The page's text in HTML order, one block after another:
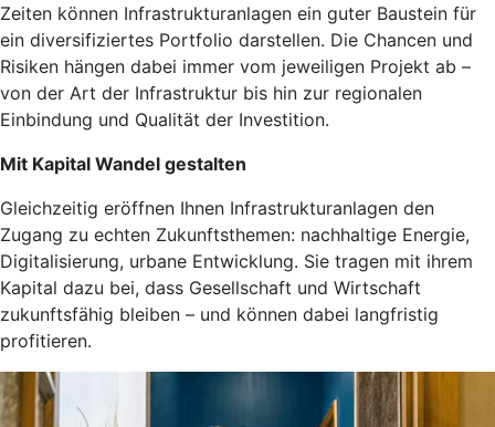
Zeiten können Infrastrukturanlagen ein guter Baustein für
ein diversifiziertes Portfolio darstellen. Die Chancen und
Risiken hängen dabei immer vom jeweiligen Projekt ab –
von der Art der Infrastruktur bis hin zur regionalen
Einbindung und Qualität der Investition.
Mit Kapital Wandel gestalten
Gleichzeitig eröffnen Ihnen Infrastrukturanlagen den
Zugang zu echten Zukunftsthemen: nachhaltige Energie,
Digitalisierung, urbane Entwicklung. Sie tragen mit ihrem
Kapital dazu bei, dass Gesellschaft und Wirtschaft
zukunftsfähig bleiben – und können dabei langfristig
profitieren.